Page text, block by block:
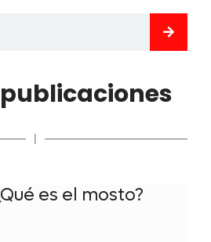
|
es el mosto?